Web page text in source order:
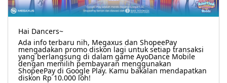
Hai Dancers~
Ada info terbaru nih, Megaxus dan ShopeePay
mengadakan promo diskon lagi untuk setiap transaksi
yang berlangsung di dalam game AyoDance Mobile
dengan memilih pembayaran menggunakan
ShopeePay di Google Play. Kamu bakalan mendapatkan
diskon Rp 10.000 loh!